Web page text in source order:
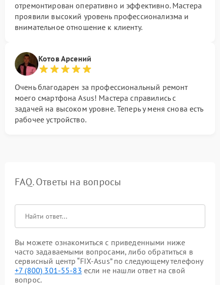
отремонтирован оперативно и эффективно. Мастера
проявили высокий уровень профессионализма и
внимательное отношение к клиенту.
Котов Арсений
Очень благодарен за профессиональный ремонт
моего смартфона Asus! Мастера справились с
задачей на высоком уровне. Теперь у меня снова есть
рабочее устройство.
FAQ. Ответы на вопросы
Вы можете ознакомиться с приведенными ниже
часто задаваемыми вопросами, либо обратиться в
сервисный центр “FIX-Asus” по следующему телефону
+7 (800) 301-55-83 если не нашли ответ на свой
вопрос.